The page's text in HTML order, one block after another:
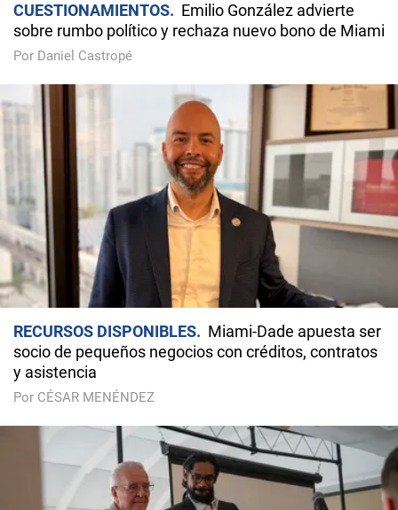
CUESTIONAMIENTOS
Emilio González advierte
sobre rumbo político y rechaza nuevo bono de Miami
Por Daniel Castropé
RECURSOS DISPONIBLES
Miami-Dade apuesta ser
socio de pequeños negocios con créditos, contratos
y asistencia
Por CÉSAR MENÉNDEZ